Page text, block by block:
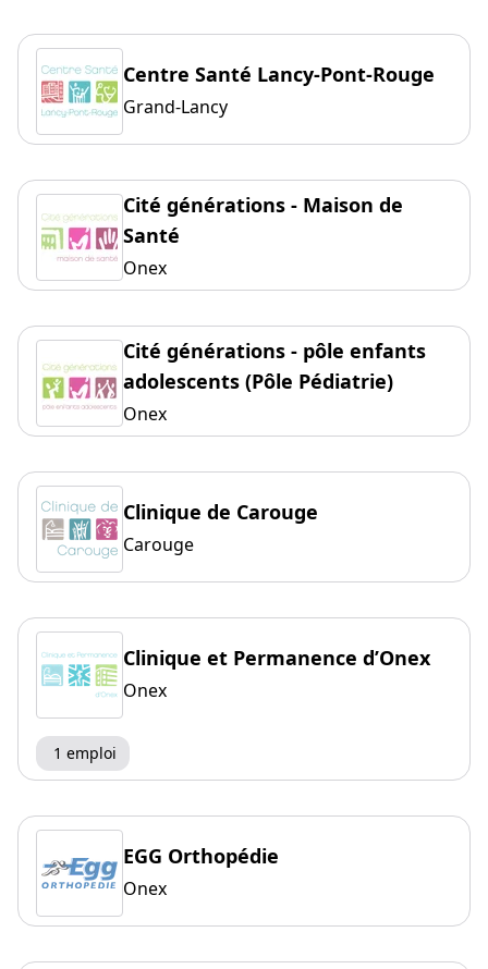
Centre Santé Lancy-Pont-Rouge
Grand-Lancy
Cité générations - Maison de
Santé
Onex
Cité générations - pôle enfants
adolescents (Pôle Pédiatrie)
Onex
Clinique de Carouge
Carouge
Clinique et Permanence d’Onex
Onex
1 emploi
EGG Orthopédie
Onex